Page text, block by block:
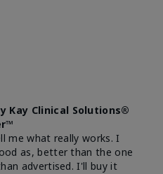
Kay Clinical Solutions®
me what really works. I
as, better than the one
advertised. I'll buy it